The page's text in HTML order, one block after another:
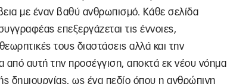
με έναν βαθύ ανθρωπισμό. Κάθε σελίδα
επεξεργάζεται τις έννοιες,
τους διαστάσεις αλλά και την
από αυτή την προσέγγιση, αποκτά εκ νέου νόημα
δημιουργίας, ως ένα πεδίο όπου η ανθρώπινη